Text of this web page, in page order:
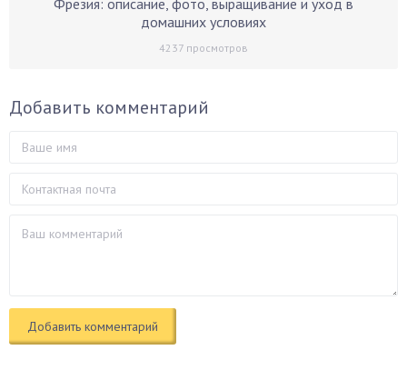
Фрезия: описание, фото, выращивание и уход в
домашних условиях
4237 просмотров
Добавить комментарий